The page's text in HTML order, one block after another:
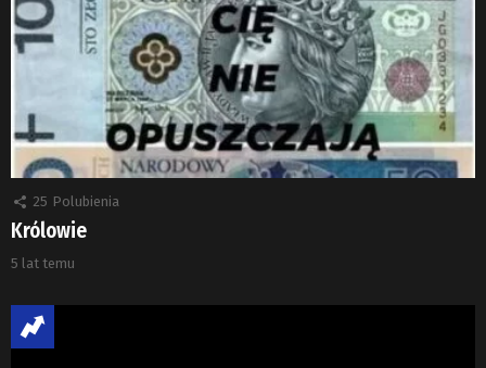
25 Polubienia
Królowie
5 lat temu